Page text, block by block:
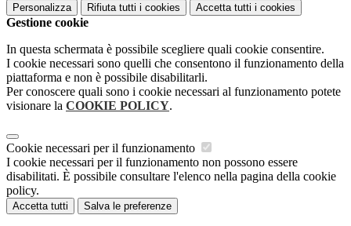
Personalizza Rifiuta tutti i cookies Accetta tutti i cookies
Gestione cookie
In questa schermata è possibile scegliere quali cookie consentire.
I cookie necessari sono quelli che consentono il funzionamento della
piattaforma e non è possibile disabilitarli.
Per conoscere quali sono i cookie necessari al funzionamento potete
visionare la COOKIE POLICY.
Cookie necessari per il funzionamento
I cookie necessari per il funzionamento non possono essere
disabilitati. È possibile consultare l'elenco nella pagina della cookie
policy.
Accetta tutti Salva le preferenze